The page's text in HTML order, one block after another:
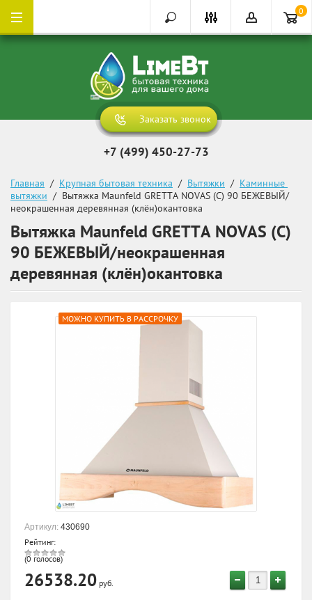
0
Заказать звонок
+7 (499) 450-27-73
Главная
  /
Крупная бытовая техника
  /
Вытяжки
  /
Каминные
вытяжки
  /  Вытяжка Maunfeld GRETTA NOVAS (C) 90 БЕЖЕВЫЙ/
неокрашенная деревянная (клён)окантовка
Вытяжка Maunfeld GRETTA NOVAS (C)
90 БЕЖЕВЫЙ/неокрашенная
деревянная (клён)окантовка
МОЖНО КУПИТЬ В РАССРОЧКУ
Артикул: 430690
Рейтинг:
(0 голосов)
26538.20 руб.